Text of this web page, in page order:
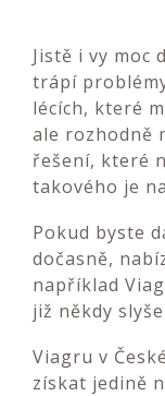
Jistě i vy moc
trápí
lécích, které
ale rozhodně
řešení, které
takového je
Pokud byste
dočasně,
například
již někdy
Viagru v
získat jedině